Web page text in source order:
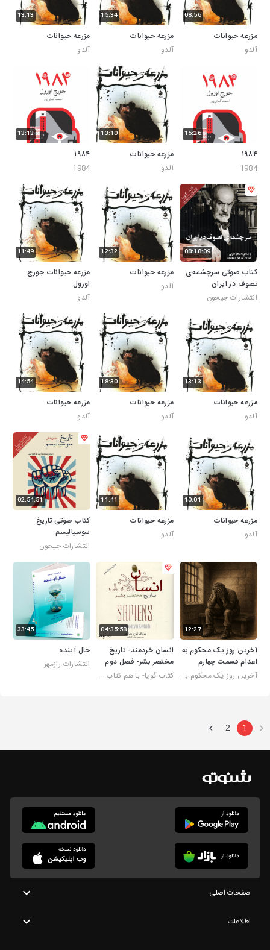
08:56
مزرعه حیوانات
آلدو
15:34
مزرعه حیوانات
آلدو
13:13
مزرعه حیوانات
آلدو
15:26
۱۹۸۴
1984
13:10
مزرعه حیوانات
آلدو
13:13
۱۹۸۴
1984
08:18:09
کتاب صوتی سرچشمه‌ی
تصوف در ایران
انتشارات جیحون
12:32
مزرعه حیوانات
آلدو
11:49
مزرعه حیوانات جورج
اورول
آلدو
13:13
مزرعه حیوانات
آلدو
18:30
مزرعه حیوانات
آلدو
14:54
مزرعه حیوانات
آلدو
10:01
مزرعه حیوانات
آلدو
11:41
مزرعه حیوانات
آلدو
02:54:51
کتاب صوتی تاریخ
سوسیالیسم
انتشارات جیحون
12:27
آخرین روز یک محکوم به
اعدام قسمت چهارم
آخرین روز یک محکوم به اعدام
04:35:58
انسان خردمند- تاریخ
مختصر بشر- فصل دوم
کتاب گویا- با هم کتاب بشنویم
33:45
حال آینده
انتشارات رازمهر
1
2
صفحات اصلی
اطلاعات